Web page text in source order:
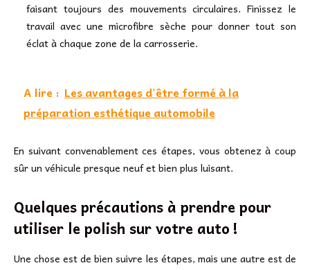
faisant toujours des mouvements circulaires. Finissez le
travail avec une microfibre sèche pour donner tout son
éclat à chaque zone de la carrosserie.
A lire : Les avantages d'être formé à la
préparation esthétique automobile
En suivant convenablement ces étapes, vous obtenez à coup
sûr un véhicule presque neuf et bien plus luisant.
Quelques précautions à prendre pour
utiliser le polish sur votre auto !
Une chose est de bien suivre les étapes, mais une autre est de